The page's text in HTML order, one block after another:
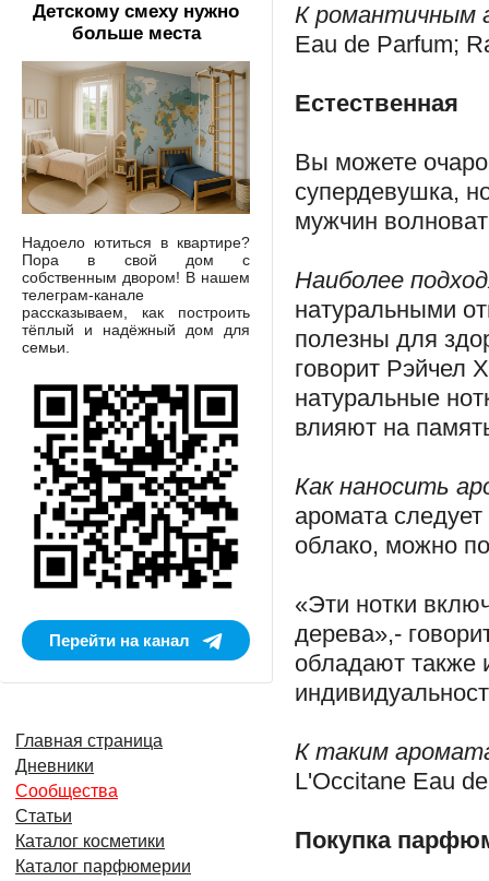
К романтичным
Eau de Parfum;
Естественная
Вы можете
супердевушка,
мужчин
Наиболее
натуральными
полезны для
говорит Рэйчел
натуральные
влияют на
Как наносить
аромата
облако, можно
«Эти нотки
дерева»,-
обладают также
К таким
L'Occitane Eau
Покупка
Детскому смеху нужно
больше места
Надоело ютиться в квартире?
Пора в свой дом с
собственным двором! В нашем
телеграм-канале
рассказываем, как построить
тёплый и надёжный дом для
семьи.
Перейти на канал
Главная страница
Дневники
Сообщества
Статьи
Каталог косметики
Каталог парфюмерии